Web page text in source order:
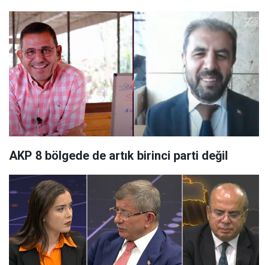
AKP 8 bölgede de artık birinci parti değil